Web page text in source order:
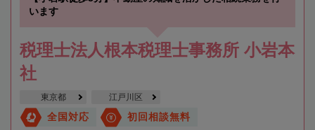
います
税理士法人根本税理士事務所 小岩本
社
東京都 江戸川区
全国対応 初回相談無料